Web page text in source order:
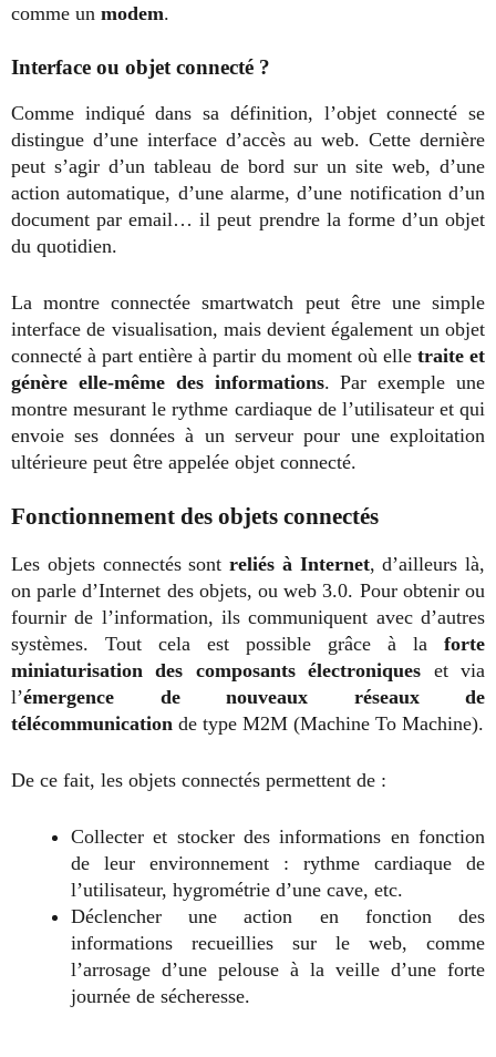
comme un modem.
Interface ou objet connecté ?
Comme indiqué dans sa définition, l’objet connecté se
distingue d’une interface d’accès au web. Cette dernière
peut s’agir d’un tableau de bord sur un site web, d’une
action automatique, d’une alarme, d’une notification d’un
document par email… il peut prendre la forme d’un objet
du quotidien.
La montre connectée smartwatch peut être une simple
interface de visualisation, mais devient également un objet
connecté à part entière à partir du moment où elle traite et
génère elle-même des informations. Par exemple une
montre mesurant le rythme cardiaque de l’utilisateur et qui
envoie ses données à un serveur pour une exploitation
ultérieure peut être appelée objet connecté.
Fonctionnement des objets connectés
Les objets connectés sont reliés à Internet, d’ailleurs là,
on parle d’Internet des objets, ou web 3.0. Pour obtenir ou
fournir de l’information, ils communiquent avec d’autres
systèmes. Tout cela est possible grâce à la forte
miniaturisation des composants électroniques et via
l’émergence de nouveaux réseaux de
télécommunication de type M2M (Machine To Machine).
De ce fait, les objets connectés permettent de :
Collecter et stocker des informations en fonction
de leur environnement : rythme cardiaque de
l’utilisateur, hygrométrie d’une cave, etc.
Déclencher une action en fonction des
informations recueillies sur le web, comme
l’arrosage d’une pelouse à la veille d’une forte
journée de sécheresse.